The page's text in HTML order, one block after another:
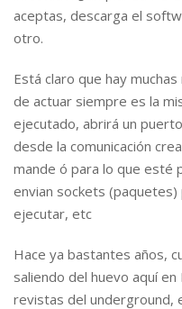
aceptas, descarga el
otro.
Está claro que hay
de actuar siempre es la
ejecutado, abrirá un
desde la comunicación
mande ó para lo que esté
envian sockets
ejecutar, etc
Hace ya bastantes años,
saliendo del huevo aquí
revistas del underground,